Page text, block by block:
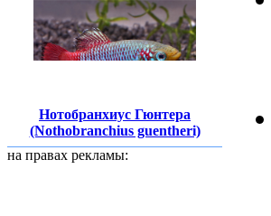
Нотобранхиус Гюнтера
(Nothobranchius guentheri)
на правах рекламы: